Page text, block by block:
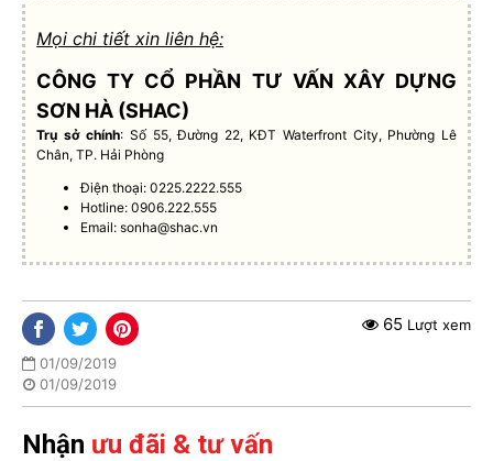
Mọi chi tiết xin liên hệ:
CÔNG TY CỔ PHẦN TƯ VẤN XÂY DỰNG
SƠN HÀ (SHAC)
Trụ sở chính: Số 55, Đường 22, KĐT Waterfront City, Phường Lê
Chân, TP. Hải Phòng
Điện thoại: 0225.2222.555
Hotline: 0906.222.555
Email:sonha@shac.vn
01/09/2019
01/09/2019
65 Lượt xem
Nhận ưu đãi & tư vấn